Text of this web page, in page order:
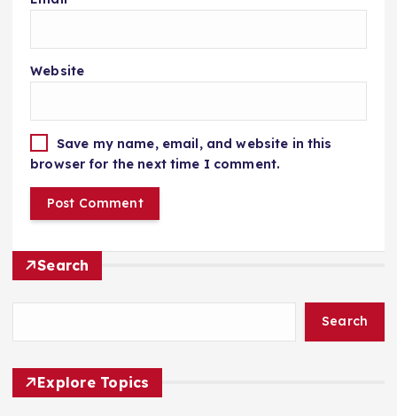
Website
Save my name, email, and website in this
browser for the next time I comment.
Search
Search
Explore Topics